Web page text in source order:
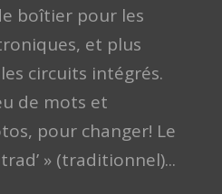
boîtier pour les
et plus
circuits intégrés.
de mots et
pour changer! Le
trad’ » (traditionnel)...